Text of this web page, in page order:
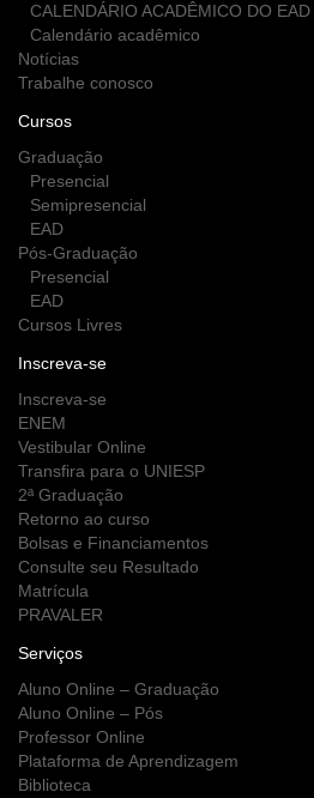
CALENDÁRIO ACADÊMICO DO EAD
Calendário acadêmico
Notícias
Trabalhe conosco
Cursos
Graduação
Presencial
Semipresencial
EAD
Pós-Graduação
Presencial
EAD
Cursos Livres
Inscreva-se
Inscreva-se
ENEM
Vestibular Online
Transfira para o UNIESP
2ª Graduação
Retorno ao curso
Bolsas e Financiamentos
Consulte seu Resultado
Matrícula
PRAVALER
Serviços
Aluno Online – Graduação
Aluno Online – Pós
Professor Online
Plataforma de Aprendizagem
Biblioteca